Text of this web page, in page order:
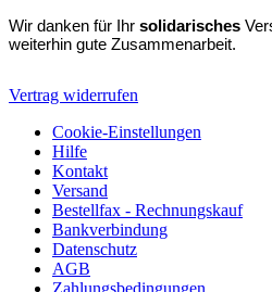
Wir danken für Ihr solidarisches
weiterhin gute Zusammenarbeit.
Vertrag widerrufen
Cookie-Einstellungen
Hilfe
Kontakt
Versand
Bestellfax - Rechnungskauf
Bankverbindung
Datenschutz
AGB
Zahlungsbedingungen